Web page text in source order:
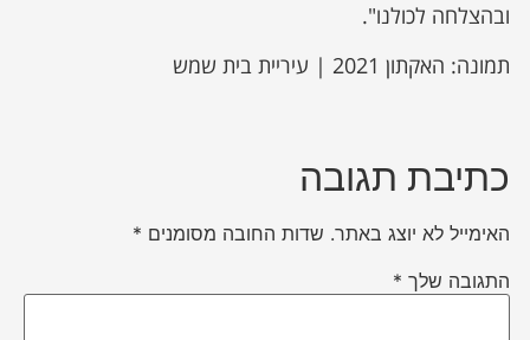
ובהצלחה לכולנו".
תמונה: האקתון 2021 | עיריית בית שמש
כתיבת תגובה
האימייל לא יוצג באתר. שדות החובה מסומנים *
התגובה שלך *